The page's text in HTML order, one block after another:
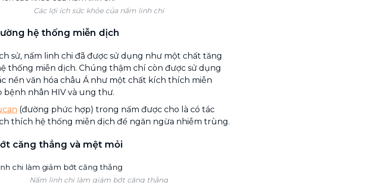
Các lợi ích sức khỏe của nấm linh chi
hệ thống miễn dịch
sử, nấm linh chi đã được sử dụng như một chất tăng
thống miễn dịch. Chúng thậm chí còn được sử dụng
nền văn hóa châu Á như một chất kích thích miễn
bệnh nhân HIV và ung thư.
(đường phức hợp) trong nấm được cho là có tác
thích hệ thống miễn dịch để ngăn ngừa nhiễm trùng.
căng thẳng và mệt mỏi
Nấm linh chi làm giảm bớt căng thẳng